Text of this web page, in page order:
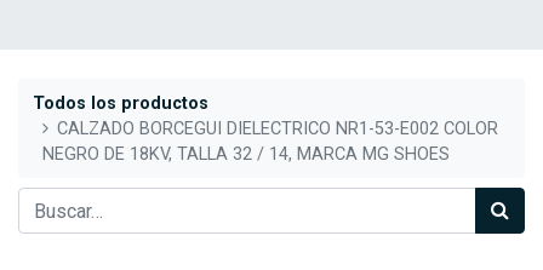
Todos los productos
CALZADO BORCEGUI DIELECTRICO NR1-53-E002 COLOR
NEGRO DE 18KV, TALLA 32 / 14, MARCA MG SHOES